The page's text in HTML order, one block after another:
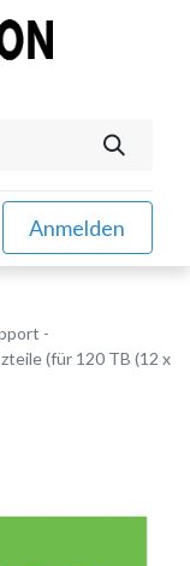
Anmelden
-
(für 120 TB (12 x